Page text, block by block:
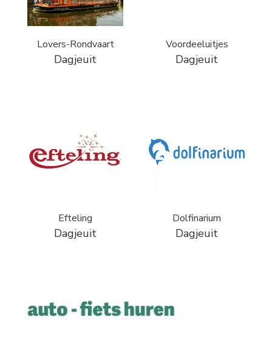
Lovers-Rondvaart
Dagjeuit
Voordeeluitjes
Dagjeuit
Efteling
Dagjeuit
Dolfinarium
Dagjeuit